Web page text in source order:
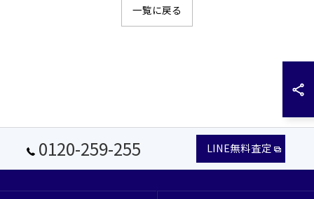
一覧に戻る
0120-259-255 LINE無料査定